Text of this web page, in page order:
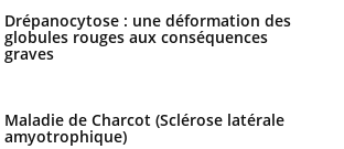
Drépanocytose : une déformation des
globules rouges aux conséquences
graves
Maladie de Charcot (Sclérose latérale
amyotrophique)